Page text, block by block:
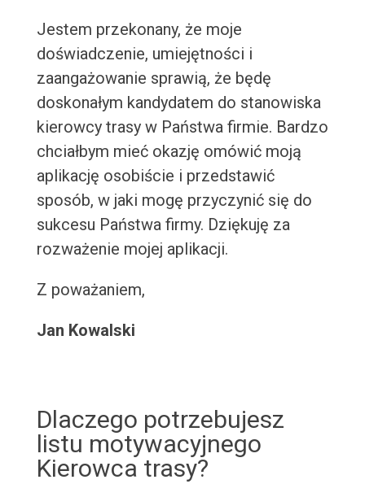
Jestem przekonany, że moje
doświadczenie, umiejętności i
zaangażowanie sprawią, że będę
doskonałym kandydatem do stanowiska
kierowcy trasy w Państwa firmie. Bardzo
chciałbym mieć okazję omówić moją
aplikację osobiście i przedstawić
sposób, w jaki mogę przyczynić się do
sukcesu Państwa firmy. Dziękuję za
rozważenie mojej aplikacji.
Z poważaniem,
Jan Kowalski
Dlaczego potrzebujesz
listu motywacyjnego
Kierowca trasy?